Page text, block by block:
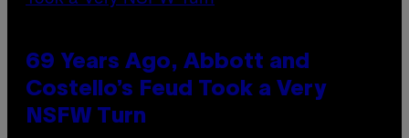
69 Years Ago, Abbott and
Costello’s Feud Took a Very
NSFW Turn